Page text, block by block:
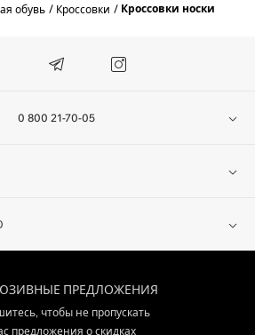
обувь Кроссовки Кроссовки носки
0 800 21-70-05
ПРЕДЛОЖЕНИЯ
чтобы не пропускать
предложения о скидках